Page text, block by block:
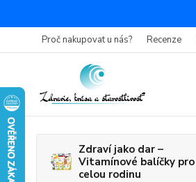
Proč nakupovat u nás? Recenze
Zdraví jako dar –
Vitamínové balíčky pro
celou rodinu